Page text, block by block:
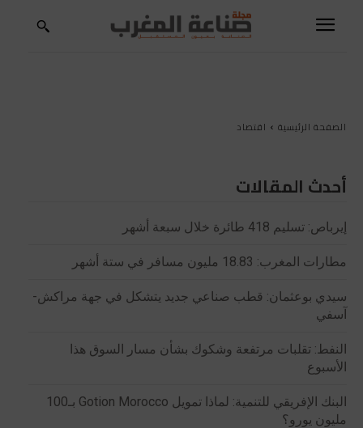
الصفحة الرئيسية اقتصاد
أحدث المقالات
إيرباص: تسليم 418 طائرة خلال سبعة أشهر
مطارات المغرب: 18.83 مليون مسافر في ستة أشهر
سيدي بوعثمان: قطب صناعي جديد يتشكل في جهة مراكش-
آسفي
النفط: تقلبات مرتفعة وشكوك بشأن مسار السوق هذا
الأسبوع
البنك الإفريقي للتنمية: لماذا تمويل Gotion Morocco بـ100
مليون يورو؟